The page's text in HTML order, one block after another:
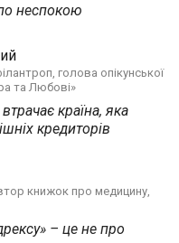
неспокою
голова опікунської
та Любові»
країна, яка
кредиторів
книжок про медицину,
– це не про